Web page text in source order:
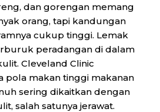
dan gorengan memang
orang, tapi kandungan
cukup tinggi. Lemak
peradangan di dalam
Cleveland Clinic
pola makan tinggi makanan
sering dikaitkan dengan
salah satunya jerawat.